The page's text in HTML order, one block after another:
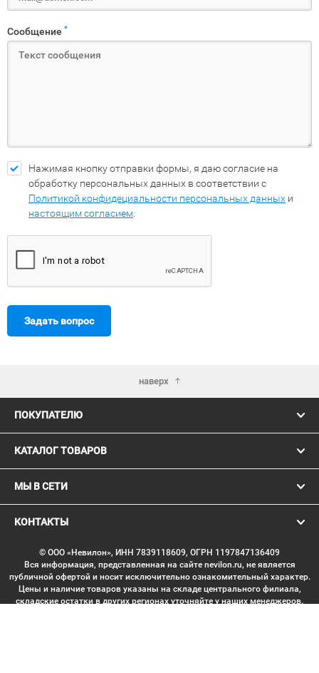
Сообщение *
Нажимая кнопку отправки формы, я даю согласие на
обработку персональных данных в соответствии с
Политикой конфидециальности персональных данных и
настоящим согласием
Задать вопрос
наверх
ПОКУПАТЕЛЮ
КАТАЛОГ ТОВАРОВ
МЫ В СЕТИ
КОНТАКТЫ
© ООО «Невилон», ИНН 7839118609, ОГРН 1197847136409
Вся информация, представленная на сайте nevilon.ru, не является
публичной офертой и носит исключительно ознакомительный характер.
Цены и наличие товаров указаны на складе центрального филиала,
складские остатки в других регионах уточняйте у наших менеджеров.